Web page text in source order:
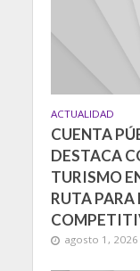
ACTUALIDAD
CUENTA
DESTACA
TURISMO
RUTA PARA
agosto 1, 2026